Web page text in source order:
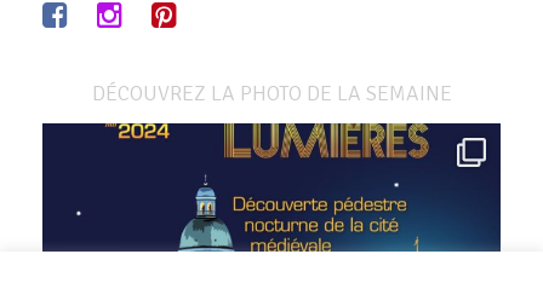
DÉCOUVREZ LA PHOTO DE LA SEMAINE